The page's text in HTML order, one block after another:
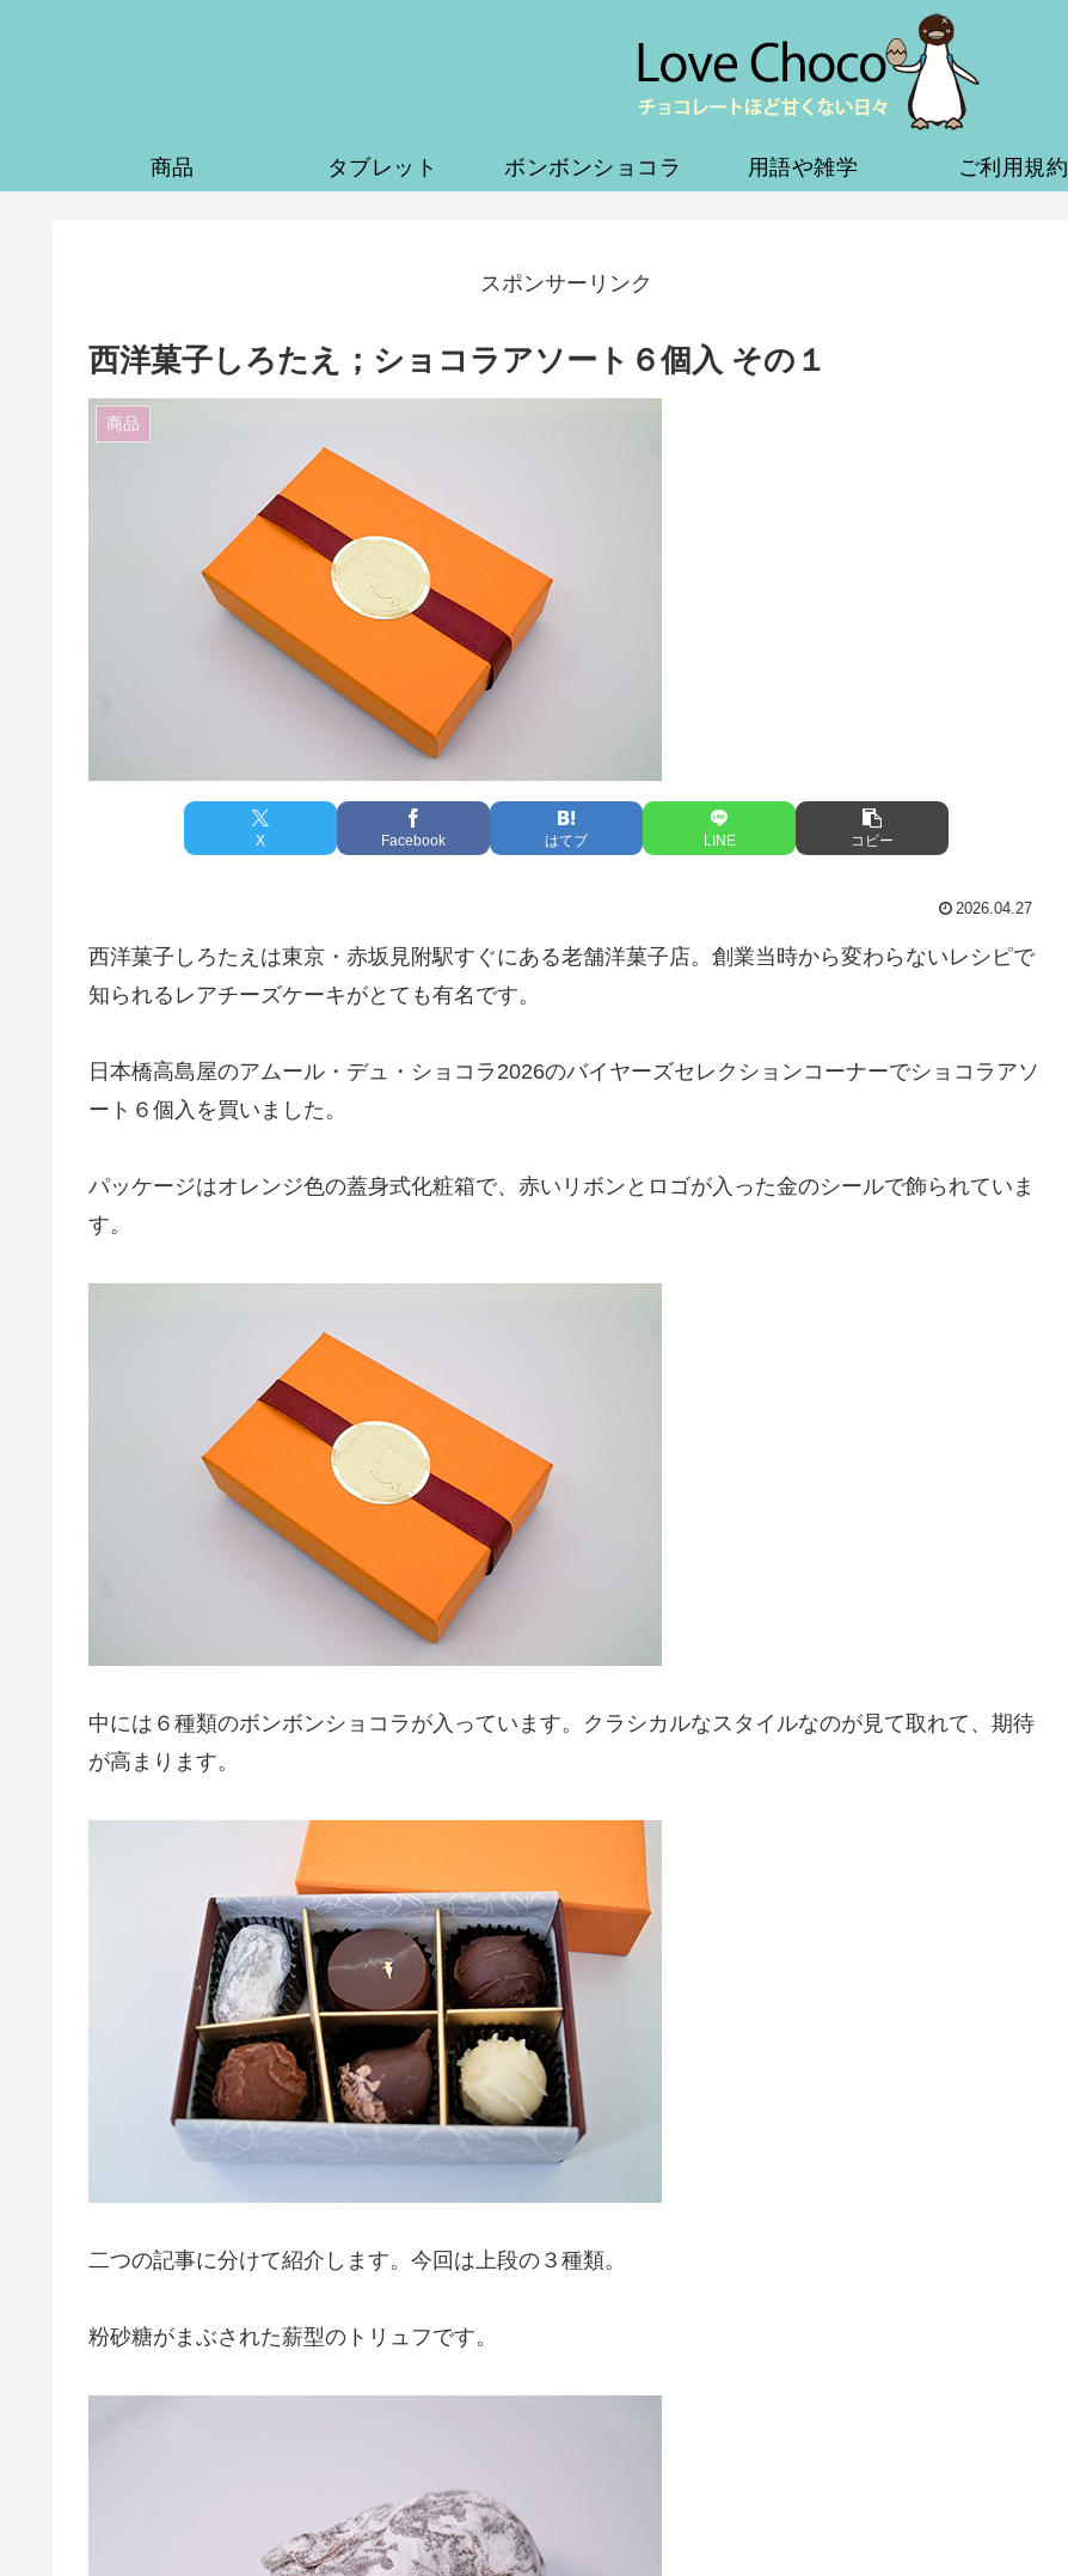
商品 タブレット ボンボンショコラ 用語や雑学 ご利用規約
スポンサーリンク
西洋菓子しろたえ；ショコラアソート６個入 その１
商品
X Facebook はてブ LINE コピー
2026.04.27
西洋菓子しろたえは東京・赤坂見附駅すぐにある老舗洋菓子店。創業当時から変わらないレシピで
知られるレアチーズケーキがとても有名です。
日本橋高島屋のアムール・デュ・ショコラ2026のバイヤーズセレクションコーナーでショコラアソ
ート６個入を買いました。
パッケージはオレンジ色の蓋身式化粧箱で、赤いリボンとロゴが入った金のシールで飾られていま
す。
中には６種類のボンボンショコラが入っています。クラシカルなスタイルなのが見て取れて、期待
が高まります。
二つの記事に分けて紹介します。今回は上段の３種類。
粉砂糖がまぶされた薪型のトリュフです。